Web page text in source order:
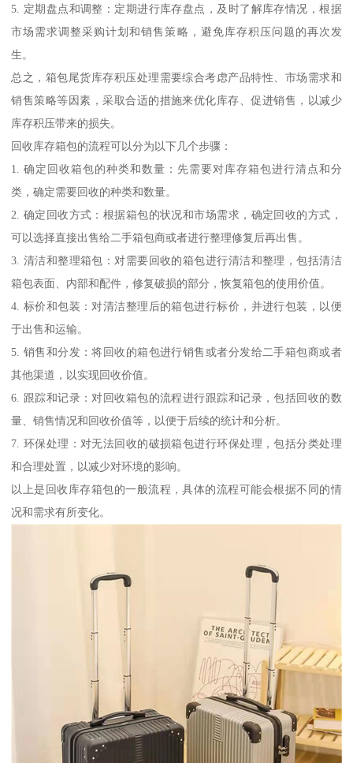
5. 定期盘点和调整：定期进行库存盘点，及时了解库存情况，根据
市场需求调整采购计划和销售策略，避免库存积压问题的再次发
生。
总之，箱包尾货库存积压处理需要综合考虑产品特性、市场需求和
销售策略等因素，采取合适的措施来优化库存、促进销售，以减少
库存积压带来的损失。
回收库存箱包的流程可以分为以下几个步骤：
1. 确定回收箱包的种类和数量：先需要对库存箱包进行清点和分
类，确定需要回收的种类和数量。
2. 确定回收方式：根据箱包的状况和市场需求，确定回收的方式，
可以选择直接出售给二手箱包商或者进行整理修复后再出售。
3. 清洁和整理箱包：对需要回收的箱包进行清洁和整理，包括清洁
箱包表面、内部和配件，修复破损的部分，恢复箱包的使用价值。
4. 标价和包装：对清洁整理后的箱包进行标价，并进行包装，以便
于出售和运输。
5. 销售和分发：将回收的箱包进行销售或者分发给二手箱包商或者
其他渠道，以实现回收价值。
6. 跟踪和记录：对回收箱包的流程进行跟踪和记录，包括回收的数
量、销售情况和回收价值等，以便于后续的统计和分析。
7. 环保处理：对无法回收的破损箱包进行环保处理，包括分类处理
和合理处置，以减少对环境的影响。
以上是回收库存箱包的一般流程，具体的流程可能会根据不同的情
况和需求有所变化。